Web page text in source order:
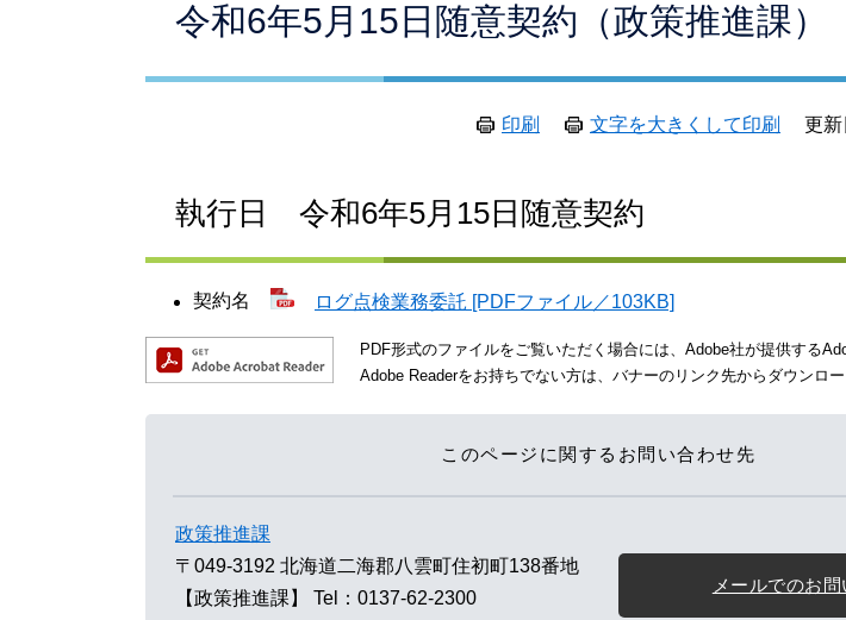
令和6年5月15日随意契約（政策推進課）
印刷 文字を大きくして印刷 更
執行日 令和6年5月15日随意契約
契約名 ログ点検業務委託 [PDFファイル／103KB]
PDF形式のファイルをご覧いただく場合には、Adobe社が提供する
Adobe Readerをお持ちでない方は、バナーのリンク先からダウンロー
このページに関するお問い合わせ先
政策推進課
〒049-3192 北海道二海郡八雲町住初町138番地
【政策推進課】
Tel：0137-62-2300
メールでのお